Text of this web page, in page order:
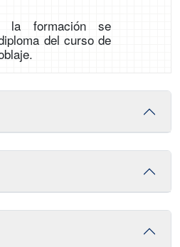
la formación se
del curso de